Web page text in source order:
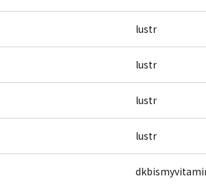
lustr
lustr
lustr
lustr